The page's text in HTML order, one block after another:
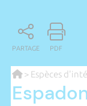
PARTAGE PDF
> Espèces